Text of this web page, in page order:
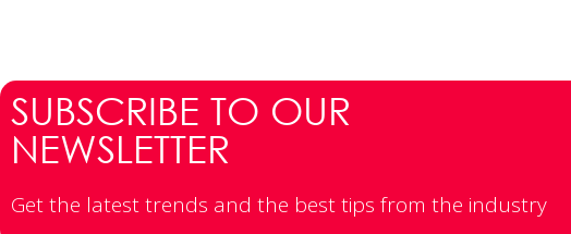
SUBSCRIBE TO OUR
NEWSLETTER
Get the latest trends and the best tips from the industry